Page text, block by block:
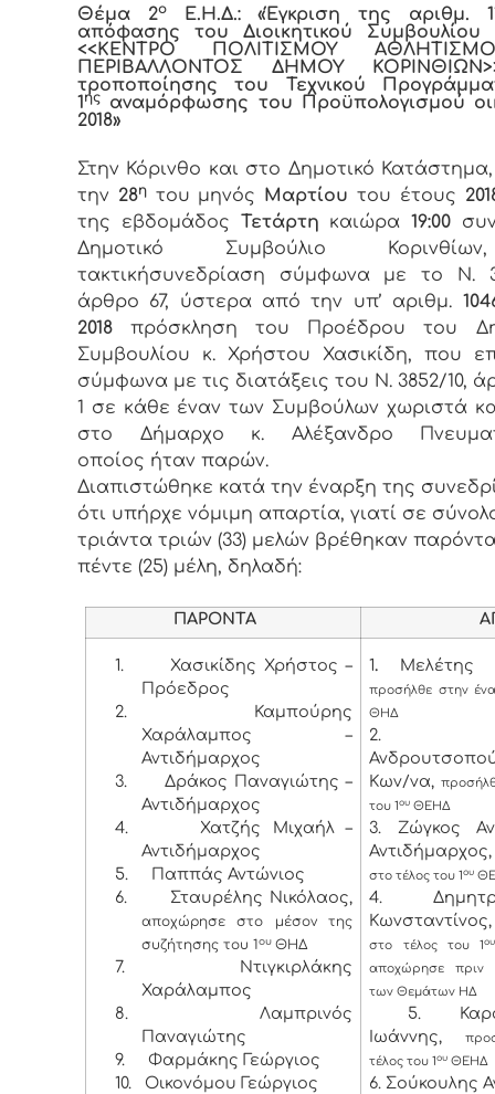
Θέμα 2οΕ.Η.Δ.: «Έγκριση της αριθμ.
απόφασης του Διοικητικού Συμβουλίου
<<ΚΕΝΤΡΟ ΠΟΛΙΤΙΣΜΟΥ
ΠΕΡΙΒΑΛΛΟΝΤΟΣ ΔΗΜΟΥ
τροποποίησης του Τεχνικού
1ης
αναμόρφωσης του Προϋπολογισμού
2018»
Στην Κόρινθο και στο Δημοτικό
την 28η του μηνός Μαρτίου του έτους
της εβδομάδος Τετάρτη καιώρα19:00
Δημοτικό Συμβούλιο
τακτικήσυνεδρίαση σύμφωνα με το Ν.
άρθρο 67, ύστερα από την υπ’ αριθμ.
2018πρόσκληση του Προέδρου του
Συμβουλίου κ. Χρήστου Χασικίδη, που
σύμφωνα με τις διατάξεις του Ν. 3852/10,
1 σε κάθε έναν των Συμβούλων χωριστά
στο Δήμαρχο κ. Αλέξανδρο
οποίος ήταν παρών.
Διαπιστώθηκε κατά την έναρξη της
ότι υπήρχε νόμιμη απαρτία, γιατί σε
τριάντα τριών (33) μελών βρέθηκαν παρόντα
πέντε (25) μέλη, δηλαδή:
ΠΑΡΟΝΤΑ
1.
Χασικίδης Χρήστος –
Πρόεδρος
2.
Καμπούρης
Χαράλαμπος –
Αντιδήμαρχος
3.
Δράκος Παναγιώτης –
Αντιδήμαρχος
4.
Χατζής Μιχαήλ –
Αντιδήμαρχος
5.
Παππάς Αντώνιος
6.
Σταυρέλης Νικόλαος,
αποχώρησε στο μέσον της
συζήτησης του 1ουΘΗΔ
7.
Ντιγκιρλάκης
Χαράλαμπος
8.
Λαμπρινός
Παναγιώτης
9.
Φαρμάκης Γεώργιος
10.
Οικονόμου Γεώργιος
1. Μελέτης
προσήλθε στην
ΘΗΔ
2.
Κων/να,
του 1ου ΘΕΗΔ
3. Ζώγκος
Αντιδήμαρχος,
στο τέλος του 1ου
4.
Κωνσταντίνος,
στο τέλος του 1ου
αποχώρησε πριν
των Θεμάτων ΗΔ
5.
Ιωάννης,
τέλος του 1ου ΘΕΗΔ
6. Σούκουλης